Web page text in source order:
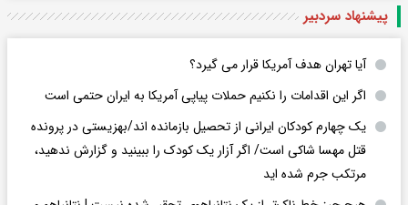
پیشنهاد سردبیر
آیا تهران هدف آمریکا قرار می گیرد؟
اگر این اقدامات را نکنیم حملات پیاپی آمریکا به ایران حتمی است
یک چهارم کودکان ایرانی از تحصیل بازمانده اند/بهزیستی در پرونده
قتل مهسا شاکی است/ اگر آزار یک کودک را ببینید و گزارش ندهید،
مرتکب جرم شده اید